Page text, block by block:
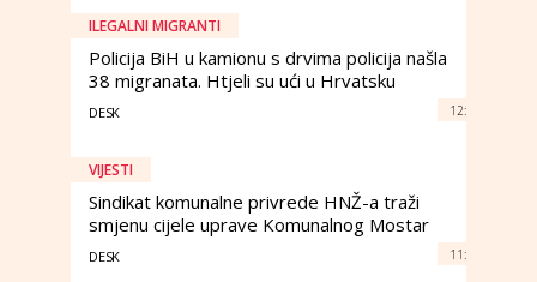
ILEGALNI MIGRANTI
Policija BiH u kamionu s drvima policija našla
38 migranata. Htjeli su ući u Hrvatsku
DESK 12:
VIJESTI
Sindikat komunalne privrede HNŽ-a traži
smjenu cijele uprave Komunalnog Mostar
DESK 11: